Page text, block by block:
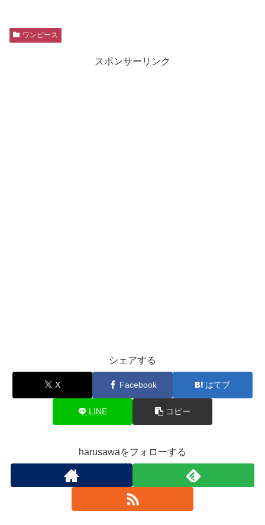
ワンピース
スポンサーリンク
シェアする
X Facebook はてブ
LINE コピー
harusawaをフォローする